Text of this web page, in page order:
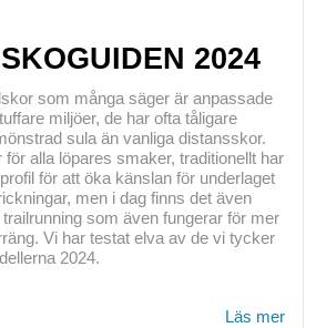
2024
som många säger är anpassade
miljöer, de har ofta tåligare
sula än vanliga distansskor.
alla löpares smaker, traditionellt har
för att öka känslan för underlaget
men i dag finns det även
som även fungerar för mer
Vi har testat elva av de vi tycker
2024.
Läs mer